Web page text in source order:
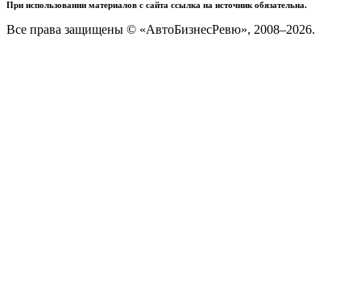
При использовании материалов с сайта ссылка на источник обязательна.
Все права защищены © «АвтоБизнесРевю», 2008–2026.